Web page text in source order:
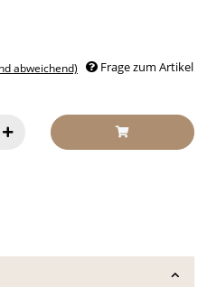
abweichend) Frage zum Artikel